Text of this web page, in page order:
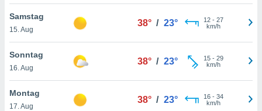
der
Samstag
15. Aug
38° / 23° 12- 27
km/h
Sonntag
16. Aug
38° / 23° 15- 29
km/h
Montag
17. Aug
38° / 23° 16- 34
km/h